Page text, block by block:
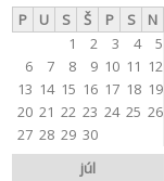
P
U S Š P S
N
1
2 3 4
5
6
7 8 9 10 11 12
13 14 15 16 17 18 19
20 21 22 23 24 25 26
27 28 29 30
júl